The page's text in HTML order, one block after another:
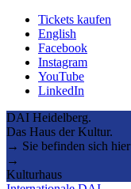
Tickets kaufen
English
Facebook
Instagram
YouTube
LinkedIn
DAI Heidelberg.
Das Haus der Kultur.
→ Sie befinden sich hier
→
Kulturhaus